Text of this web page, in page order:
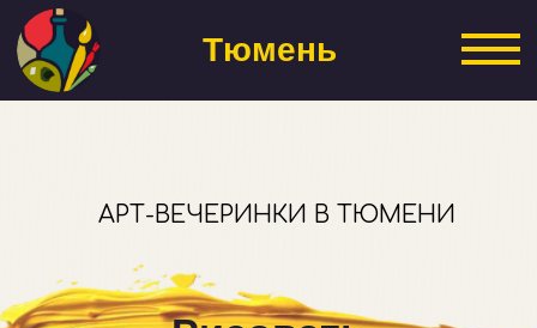
Тюмень
может каждый